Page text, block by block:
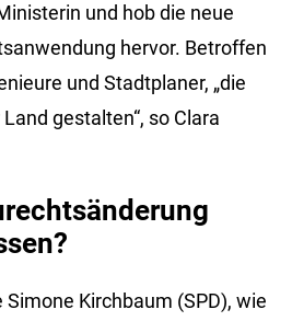
und hob die neue
hervor. Betroffen
und Stadtplaner, „die
gestalten“, so Clara
Simone Kirchbaum (SPD), wie